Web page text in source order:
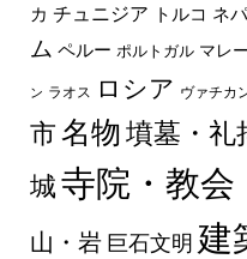
カ チュニジア トルコ ネ
ム ペルー ポルトガル マレ
ン ラオス ロシア ヴァチカ
市 名物 墳墓・礼
城 寺院・教会
山・岩 巨石文明 建